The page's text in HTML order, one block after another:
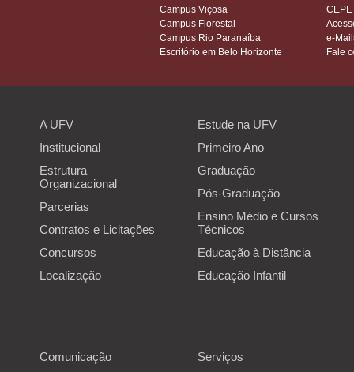
Campus Viçosa
Campus Florestal
Campus Rio Paranaíba
Escritório em Belo Horizonte
e-
Fale
A UFV
Institucional
Estrutura
Organizacional
Parcerias
Contratos e Licitações
Concursos
Localização
Estude na UFV
Primeiro Ano
Graduação
Pós-Graduação
Ensino Médio e Cursos
Técnicos
Educação à Distância
Educação Infantil
Comunicação
Serviços